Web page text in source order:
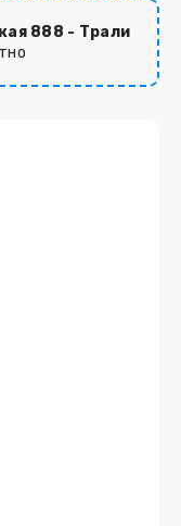
888 - Трали